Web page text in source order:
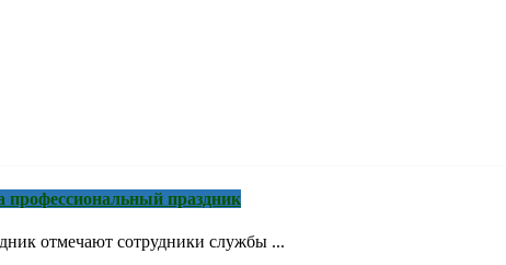
профессиональный праздник
отмечают сотрудники службы ...